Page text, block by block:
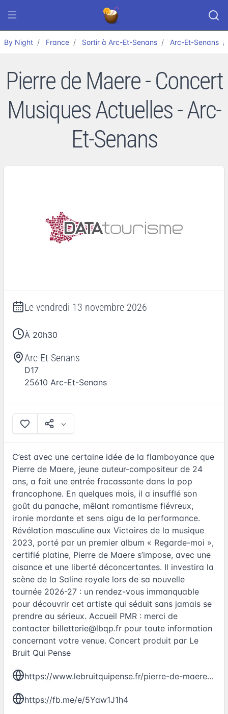
By Night France Sortir à Arc-Et-Senans Arc-Et-Senans
Pierre de Maere - Concert
Musiques Actuelles - Arc-
Et-Senans
Le vendredi 13 novembre 2026
À 20h30
Arc-Et-Senans
D17
25610 Arc-Et-Senans
C’est avec une certaine idée de la flamboyance que
Pierre de Maere, jeune auteur-compositeur de 24
ans, a fait une entrée fracassante dans la pop
francophone. En quelques mois, il a insufflé son
goût du panache, mêlant romantisme fiévreux,
ironie mordante et sens aigu de la performance.
Révélation masculine aux Victoires de la musique
2023, porté par un premier album « Regarde-moi »,
certifié platine, Pierre de Maere s’impose, avec une
aisance et une liberté déconcertantes. Il investira la
scène de la Saline royale lors de sa nouvelle
tournée 2026-27 : un rendez-vous immanquable
pour découvrir cet artiste qui séduit sans jamais se
prendre au sérieux. Accueil PMR : merci de
contacter billetterie@lbqp.fr pour toute information
concernant votre venue. Concert produit par Le
Bruit Qui Pense
https://www.lebruitquipense.fr/pierre-de-maere-%C3%A0-arc-et-senans
https://fb.me/e/5Yaw1J1h4